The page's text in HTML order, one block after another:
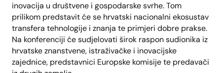
inovacija u društvene i gospodarske svrhe. Tom
prilikom predstavit će se hrvatski nacionalni ekosustav
transfera tehnologije i znanja te primjeri dobre prakse.
Na konferenciji će sudjelovati širok raspon sudionika iz
hrvatske znanstvene, istraživačke i inovacijske
zajednice, predstavnici Europske komisije te predavači